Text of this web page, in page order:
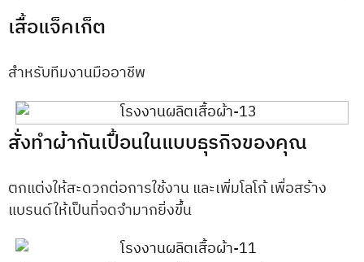
เสื้อแจ็คเก็ต
สำหรับทีมงานมืออาชีพ
สั่งทำผ้ากันเปื้อนในแบบธุรกิจของคุณ
ตกแต่งให้สะดวกต่อการใช้งาน และเพิ่มโลโก้ เพื่อสร้าง
แบรนด์ให้เป็นที่จดจำมากยิ่งขึ้น